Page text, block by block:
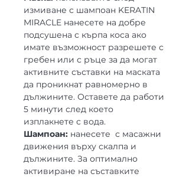
измиване с шампоан KERATIN
MIRACLE нанесете на добре
подсушена с кърпа коса ако
имате възможност разрешете с
гребен или с ръце за да могат
активните съставки на маската
да проникнат равномерно в
дължините. Оставете да работи
5 минути след което
изплакнете с вода.
Шампоан: нанесете с масажни
движения върху скалпа и
дължините. За оптимално
активиране на съставките